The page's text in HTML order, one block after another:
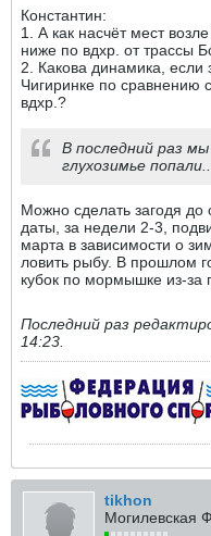
Константин:
1. А как насчёт мест
ниже по вдхр. от трассы
2. Какова динамика, если
Чигиринке по сравнению
вдхр.?
В последний раз
глухозимье попали...
Можно сделать загодя
даты, за недели 2-3,
марта в зависимости о
ловить рыбу. В прошлом
кубок по мормышке из-за
Последний раз
14:23
tikhon
Могилевская